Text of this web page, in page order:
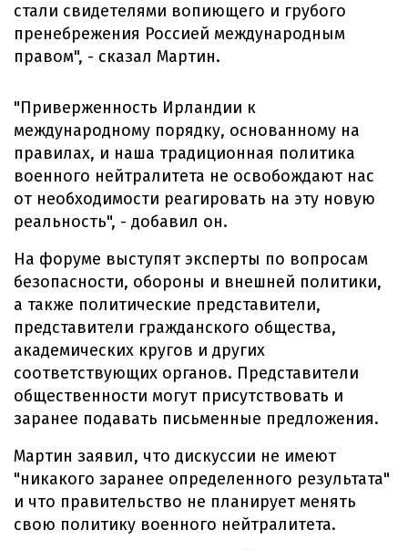
стали свидетелями вопиющего и грубого
пренебрежения Россией международным
правом", - сказал Мартин.
"Приверженность Ирландии к
международному порядку, основанному на
правилах, и наша традиционная политика
военного нейтралитета не освобождают нас
от необходимости реагировать на эту новую
реальность", - добавил он.
На форуме выступят эксперты по вопросам
безопасности, обороны и внешней политики,
а также политические представители,
представители гражданского общества,
академических кругов и других
соответствующих органов. Представители
общественности могут присутствовать и
заранее подавать письменные предложения.
Мартин заявил, что дискуссии не имеют
"никакого заранее определенного результата"
и что правительство не планирует менять
свою политику военного нейтралитета.